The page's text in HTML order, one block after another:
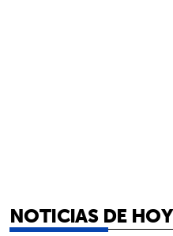
NOTICIAS DE HOY